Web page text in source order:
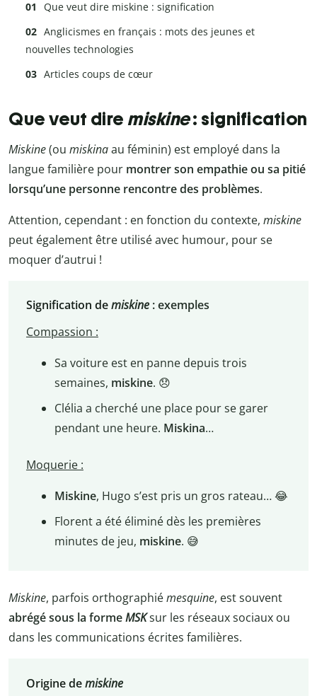
Que veut dire miskine : signification
Anglicismes en français : mots des jeunes et
nouvelles technologies
Articles coups de cœur
Que veut dire miskine: signification
Miskine(ou miskinaau féminin) est employé dans la
langue familière pour montrer son empathie ou sa pitié
lorsqu’une personne rencontre des problèmes.
Attention, cependant : en fonction du contexte, miskine
peut également être utilisé avec humour, pour se
moquer d’autrui !
Signification demiskine : exemples
Compassion :
Sa voiture est en panne depuis trois
semaines, miskine. 😞
Clélia a cherché une place pour se garer
pendant une heure. Miskina…
Moquerie :
Miskine, Hugo s’est pris un gros rateau… 😂
Florent a été éliminé dès les premières
minutes de jeu, miskine. 😅
Miskine, parfois orthographiémesquine, est souvent
abrégé sous la formeMSKsur les réseaux sociaux ou
dans les communications écrites familières.
Origine demiskine